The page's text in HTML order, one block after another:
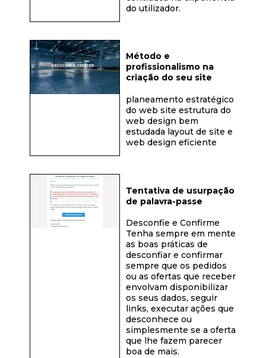
do utilizador.
Método e
profissionalismo na
criação do seu site
planeamento estratégico
do web site estrutura do
web design bem
estudada layout de site e
web design eficiente
Tentativa de usurpação
de palavra-passe
Desconfie e Confirme
Tenha sempre em mente
as boas práticas de
desconfiar e confirmar
sempre que os pedidos
ou as ofertas que receber
envolvam disponibilizar
os seus dados, seguir
links, executar ações que
desconhece ou
simplesmente se a oferta
que lhe fazem parecer
boa de mais.